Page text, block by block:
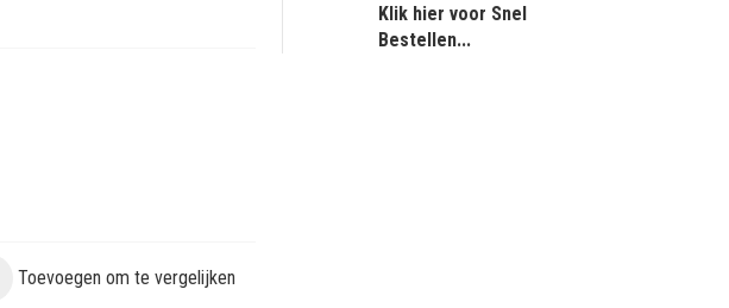
Toevoegen om te vergelijken
Klik hier voor Snel
Bestellen...